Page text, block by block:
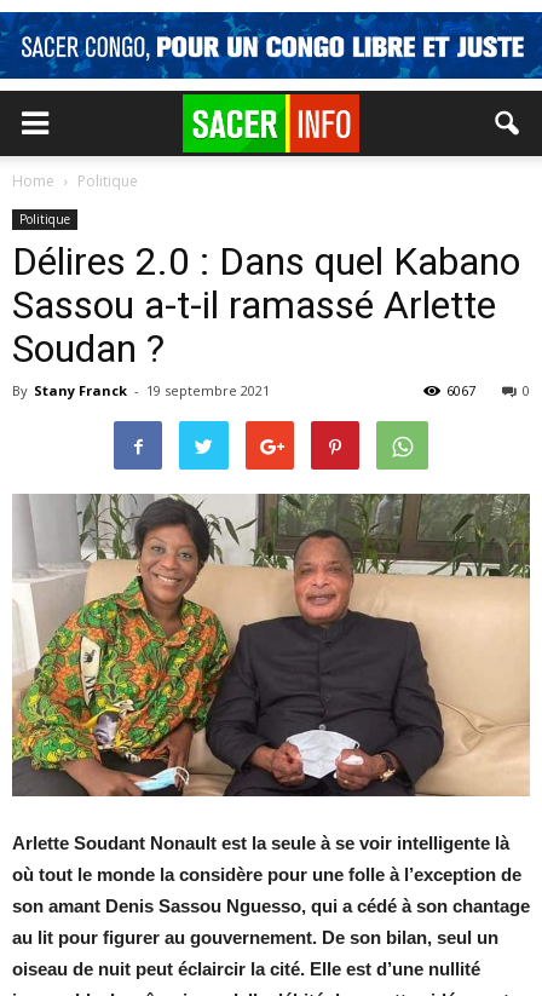
Home Politique
Politique
Délires 2.0 : Dans quel Kabano
Sassou a-t-il ramassé Arlette
Soudan ?
By Stany Franck - 19 septembre 2021 0
6067
Arlette Soudant Nonault est la seule à se voir intelligente là
où tout le monde la considère pour une folle à l’exception de
son amant Denis Sassou Nguesso, qui a cédé à son chantage
au lit pour figurer au gouvernement. De son bilan, seul un
oiseau de nuit peut éclaircir la cité. Elle est d’une nullité